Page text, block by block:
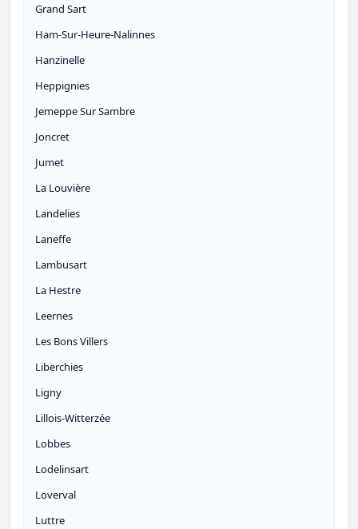
Grand Sart
Ham-Sur-Heure-Nalinnes
Hanzinelle
Heppignies
Jemeppe Sur Sambre
Joncret
Jumet
La Louvière
Landelies
Laneffe
Lambusart
La Hestre
Leernes
Les Bons Villers
Liberchies
Ligny
Lillois-Witterzée
Lobbes
Lodelinsart
Loverval
Luttre